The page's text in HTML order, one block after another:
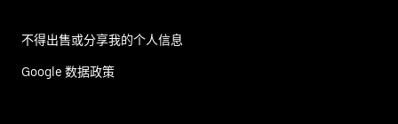
不得出售或分享我的个人信息
Google 数据政策